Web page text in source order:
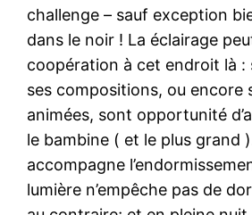
challenge – sauf exception
dans le noir ! La éclairage
coopération à cet endroit là :
ses compositions, ou encore
animées, sont opportunité
le bambine ( et le plus grand
accompagne
lumière n’empêche pas de